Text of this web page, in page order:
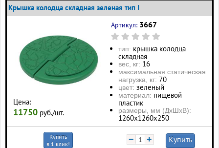
Крышка колодца складная зеленая тип I
Цена:
11750 руб./шт.
Артикул: 3667
тип: крышка колодца
складная
вес, кг: 16
максимальная статическая
нагрузка, кг: 70
цвет: зеленый
материал: пищевой
пластик
размеры, мм (ДхШхВ):
1260х1260х250
Купить
в 1 клик!
− + Купить